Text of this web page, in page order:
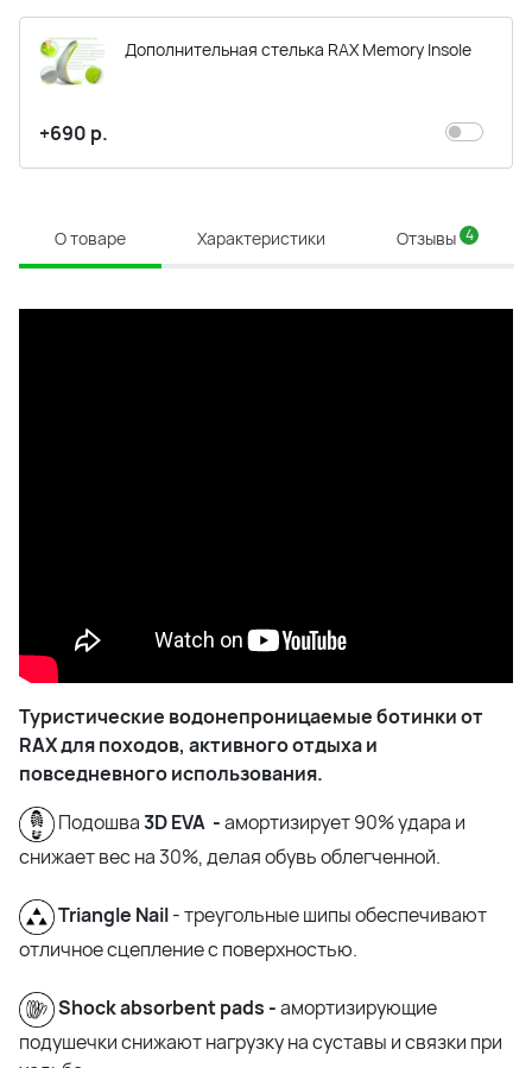
Дополнительная стелька RAX Memory Insole
+690 р.
О товаре Характеристики Отзывы 4
Туристические водонепроницаемые ботинки от
RAX для походов, активного отдыха и
повседневного использования.
Подошва3D EVA -амортизирует 90% удара и
снижает вес на 30%, делая обувь облегченной.
Triangle Nail- треугольные шипы обеспечивают
отличное сцепление с поверхностью.
Shock absorbent pads -амортизирующие
подушечки снижают нагрузку на суставы и связки при